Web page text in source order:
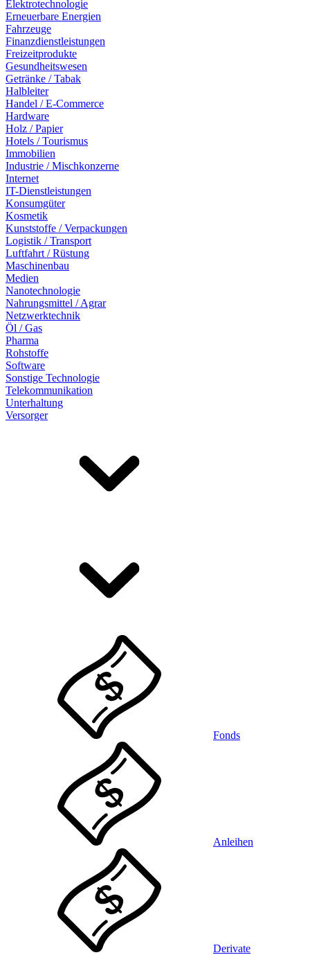
Elektrotechnologie
Erneuerbare Energien
Fahrzeuge
Finanzdienstleistungen
Freizeitprodukte
Gesundheitswesen
Getränke / Tabak
Halbleiter
Handel / E-Commerce
Hardware
Holz / Papier
Hotels / Tourismus
Immobilien
Industrie / Mischkonzerne
Internet
IT-Dienstleistungen
Konsumgüter
Kosmetik
Kunststoffe / Verpackungen
Logistik / Transport
Luftfahrt / Rüstung
Maschinenbau
Medien
Nanotechnologie
Nahrungsmittel / Agrar
Netzwerktechnik
Öl / Gas
Pharma
Rohstoffe
Software
Sonstige Technologie
Telekommunikation
Unterhaltung
Versorger
Fonds
Anleihen
Derivate